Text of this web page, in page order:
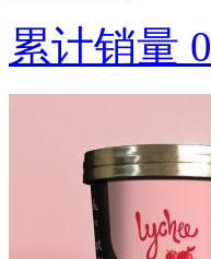
累计销量 0